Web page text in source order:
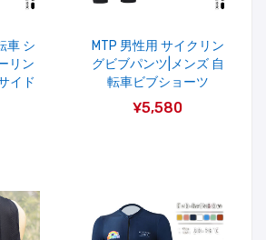
車 シ
リン
イド
MTP 男性用 サイクリン
グビブパンツ|メンズ 自
転車ビブショーツ
¥5,580